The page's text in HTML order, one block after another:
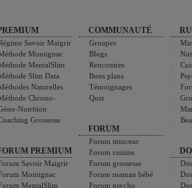
Savoir Maigrir
Montignac
MentalSlim
Slim Data
Naturelles
Chrono-
Nutrition
Grossesse
PREMIUM
Savoir Maigrir
Montignac
MentalSlim
COMMUNAUTÉ
Groupes
Blogs
Rencontres
Bons plans
Témoignages
Quiz
FORUM
Forum minceur
Forum cuisine
Forum grossesse
Forum maman bébé
Forum psycho